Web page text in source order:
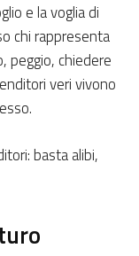
e la voglia di
chi rappresenta
peggio, chiedere
veri vivono
basta alibi,